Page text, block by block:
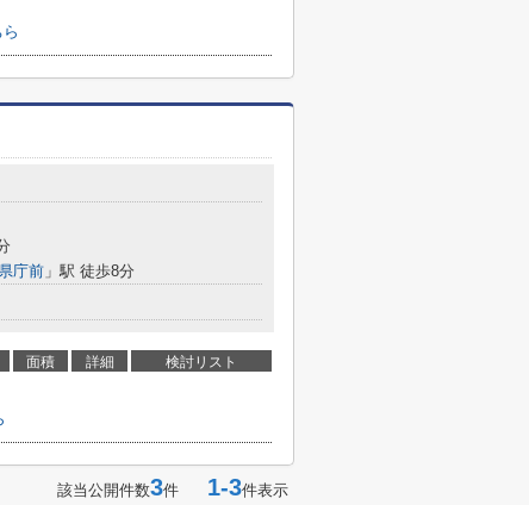
県庁前 」駅 徒歩8分
面積 詳細 検討リスト
該当公開件数3件 1-3件表示